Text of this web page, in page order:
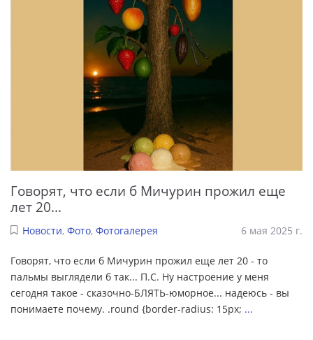
Говорят, что если б Мичурин прожил еще
лет 20...
Новости, Фото, Фотогалерея 6 мая 2025 г.
Говорят, что если б Мичурин прожил еще лет 20 - то
пальмы выглядели б так... П.С. Ну настроение у меня
сегодня такое - сказочно-БЛЯТЬ-юморное... надеюсь - вы
понимаете почему. .round {border-radius: 15px; ...